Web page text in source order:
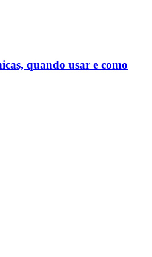
quando usar e como